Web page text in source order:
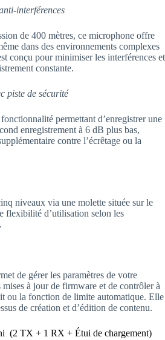
interférences
de 400 mètres, ce microphone offre
dans des environnements complexes
conçu pour minimiser les interférences et
constante.
piste de sécurité
permettant d’enregistrer une
enregistrement à 6 dB plus bas,
contre l’écrêtage ou la
niveaux via une molette située sur le
flexibilité d’utilisation selon les
de gérer les paramètres de votre
à jour de firmware et de contrôler à
ou la fonction de limite automatique. Elle
de création et d’édition de contenu.
(2 TX + 1 RX + Étui de chargement)